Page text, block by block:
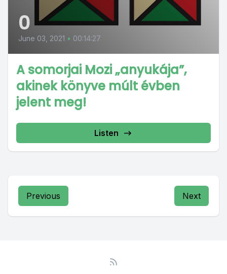
0
June 03, 2021 • 00:14:27
A somorjai Mozi „anyukája”,
akinek könyve múlt évben
jelent meg!
Listen
Previous Next